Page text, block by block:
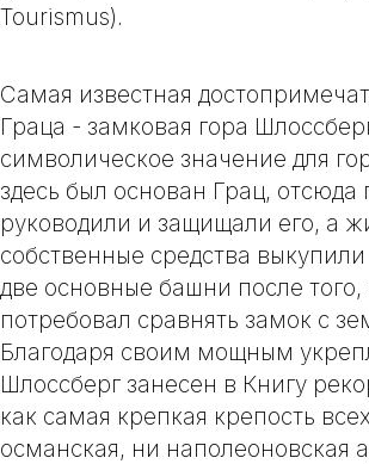
Tourismus).
Самая известная
Граца - замковая гора
символическое значение для
здесь был основан Грац, отсюда
руководили и защищали его, а
собственные средства
две основные башни после того,
потребовал сравнять замок с
Благодаря своим мощным
Шлоссберг занесен в Книгу
как самая крепкая крепость
османская, ни наполеоновская